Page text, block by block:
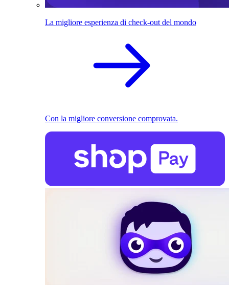
La migliore esperienza di check-out del mondo
Con la migliore conversione comprovata.